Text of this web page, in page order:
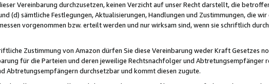
Vereinbarung durchzusetzen, keinen Verzicht auf unser Recht darstellt, die
(d) sämtliche Festlegungen, Aktualisierungen, Handlungen und Zustimmungen, die
vorgenommen bzw. erteilt werden und nur wirksam sind, wenn sie schriftlich
Zustimmung von Amazon dürfen Sie diese Vereinbarung weder Kraft Gesetzes
für die Parteien und deren jeweilige Rechtsnachfolger und Abtretungsempfänger
Abtretungsempfängern durchsetzbar und kommt diesen zugute.